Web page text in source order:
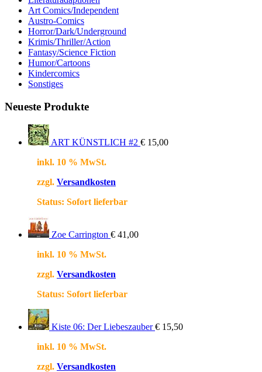
Art Comics/Independent
Austro-Comics
Horror/Dark/Underground
Krimis/Thriller/Action
Fantasy/Science Fiction
Humor/Cartoons
Kindercomics
Sonstiges
Neueste Produkte
ART KÜNSTLICH #2 € 15,00
inkl. 10 % MwSt.
zzgl. Versandkosten
Status: Sofort lieferbar
Zoe Carrington € 41,00
inkl. 10 % MwSt.
zzgl. Versandkosten
Status: Sofort lieferbar
Kiste 06: Der Liebeszauber € 15,50
inkl. 10 % MwSt.
zzgl. Versandkosten